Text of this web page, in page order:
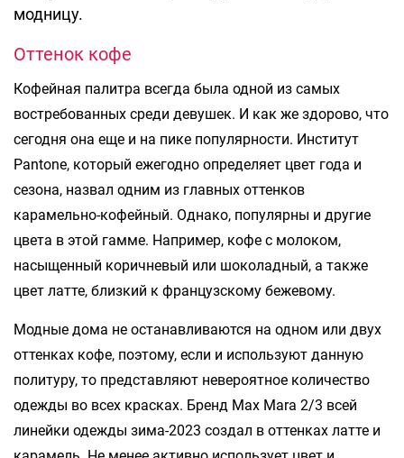
модницу.
Оттенок кофе
Кофейная палитра всегда была одной из самых
востребованных среди девушек. И как же здорово, что
сегодня она еще и на пике популярности. Институт
Pantone, который ежегодно определяет цвет года и
сезона, назвал одним из главных оттенков
карамельно-кофейный. Однако, популярны и другие
цвета в этой гамме. Например, кофе с молоком,
насыщенный коричневый или шоколадный, а также
цвет латте, близкий к французскому бежевому.
Модные дома не останавливаются на одном или двух
оттенках кофе, поэтому, если и используют данную
политуру, то представляют невероятное количество
одежды во всех красках. Бренд Max Mara 2/3 всей
линейки одежды зима-2023 создал в оттенках латте и